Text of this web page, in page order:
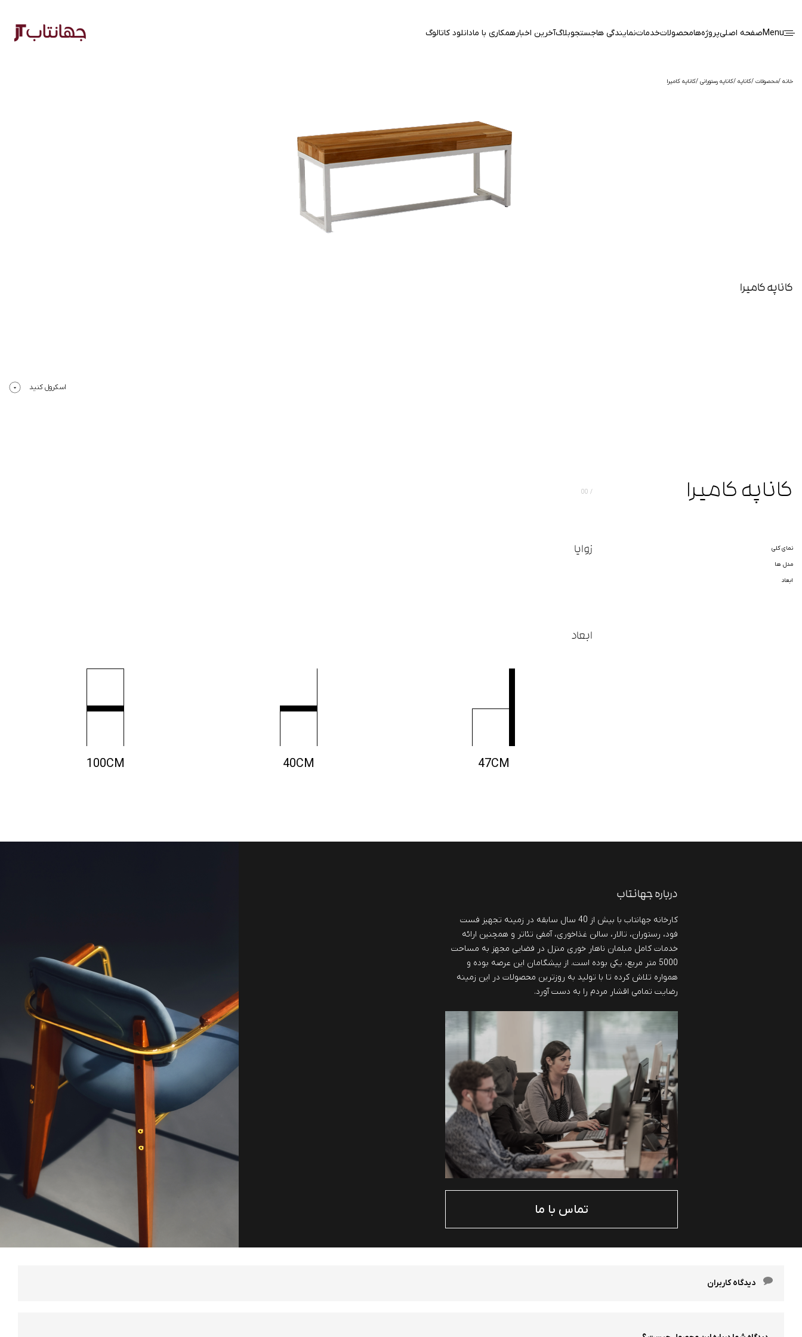
Menuصفحه اصلیپروژه‌هامحصولاتخدماتنمایندگی هاجستجوبلاگآخرین اخبارهمکاری با مادانلود کاتالوگ
خانه محصولات کاناپه کاناپه رستورانی کاناپه کامیرا
کاناپه کامیرا
اسکرول کنید
کاناپه کامیرا
نمای کلی
مدل ها
ابعاد
00
زوایا
ابعاد
47CM
40CM
100CM
درباره جهانتاب
کارخانه جهانتاب با بیش از 40 سال سابقه در زمینه تجهیز فست
فود، رستوران، تالار، سالن غذاخوری، آمفی تئاتر و همچنین ارائه
خدمات کامل مبلمان ناهار خوری منزل در فضایی مجهز به مساحت
5000 متر مربع، یکی بوده است. از پیشگامان این عرصه بوده و
همواره تلاش کرده تا با تولید به روزترین محصولات در این زمینه
رضایت تمامی اقشار مردم را به دست آورد.
تماس با ما
دیدگاه کاربران